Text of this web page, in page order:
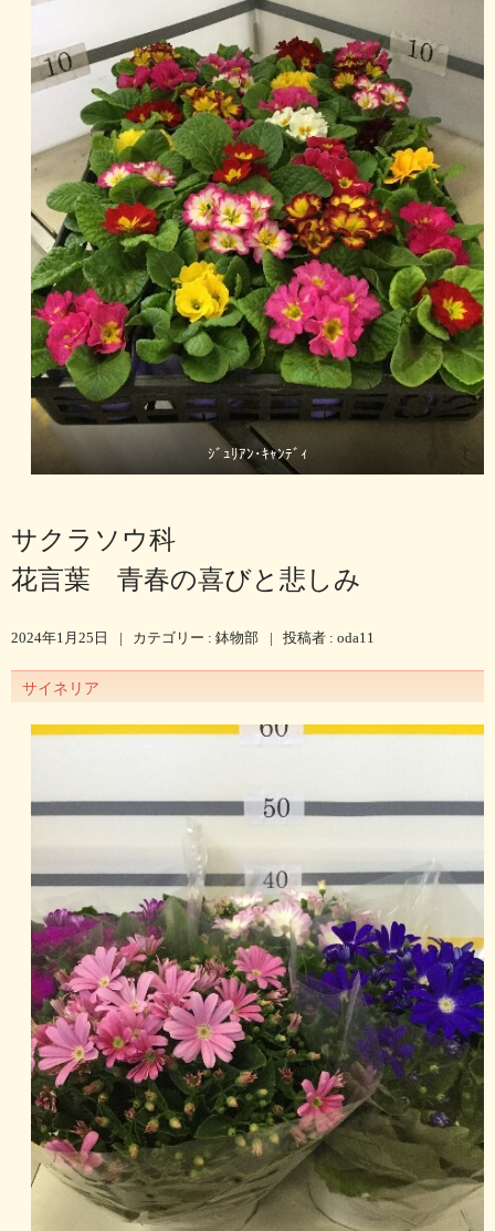
ｼﾞｭﾘｱﾝ･ｷｬﾝﾃﾞｨ
サクラソウ科
花言葉 青春の喜びと悲しみ
2024年1月25日 | カテゴリー : 鉢物部 | 投稿者 : oda11
サイネリア